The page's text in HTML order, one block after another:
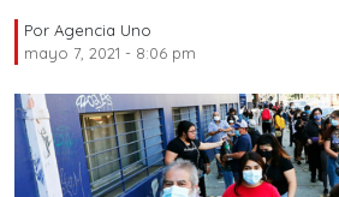
Por Agencia Uno
mayo 7, 2021 - 8:06 pm